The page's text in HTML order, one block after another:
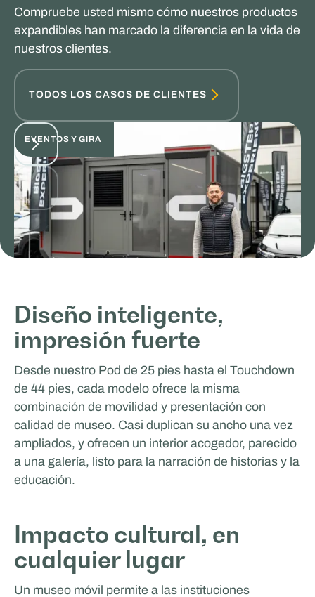
Compruebe usted mismo cómo nuestros productos
expandibles han marcado la diferencia en la vida de
nuestros clientes.
TODOS LOS CASOS DE CLIENTES
EVENTOS Y GIRA
Choup's - Experto en giras
DEPORTES Y HOSTELERÍA
Diseño inteligente,
impresión fuerte
Desde nuestro Pod de 25 pies hasta el Touchdown
de 44 pies, cada modelo ofrece la misma
combinación de movilidad y presentación con
calidad de museo. Casi duplican su ancho una vez
ampliados, y ofrecen un interior acogedor, parecido
a una galería, listo para la narración de historias y la
educación.
Impacto cultural, en
cualquier lugar
Un museo móvil permite a las instituciones